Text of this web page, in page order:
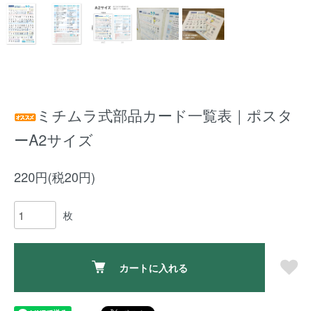
ミチムラ式部品カード一覧表｜ポスタ
ーA2サイズ
220円(税20円)
枚
カートに入れる